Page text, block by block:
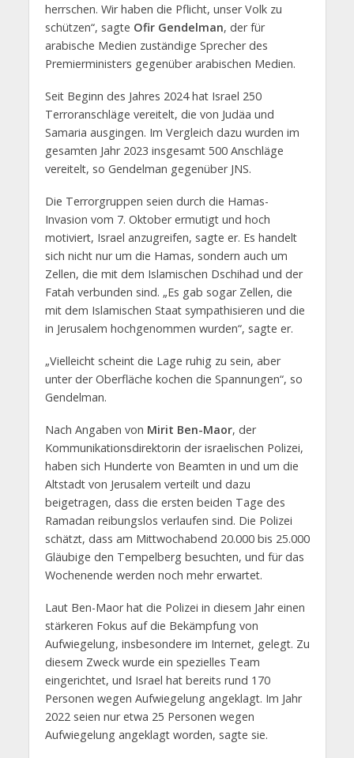
herrschen. Wir haben die Pflicht, unser Volk zu
schützen“, sagte Ofir Gendelman, der für
arabische Medien zuständige Sprecher des
Premierministers gegenüber arabischen Medien.
Seit Beginn des Jahres 2024 hat Israel 250
Terroranschläge vereitelt, die von Judäa und
Samaria ausgingen. Im Vergleich dazu wurden im
gesamten Jahr 2023 insgesamt 500 Anschläge
vereitelt, so Gendelman gegenüber JNS.
Die Terrorgruppen seien durch die Hamas-
Invasion vom 7. Oktober ermutigt und hoch
motiviert, Israel anzugreifen, sagte er. Es handelt
sich nicht nur um die Hamas, sondern auch um
Zellen, die mit dem Islamischen Dschihad und der
Fatah verbunden sind. „Es gab sogar Zellen, die
mit dem Islamischen Staat sympathisieren und die
in Jerusalem hochgenommen wurden“, sagte er.
„Vielleicht scheint die Lage ruhig zu sein, aber
unter der Oberfläche kochen die Spannungen“, so
Gendelman.
Nach Angaben von Mirit Ben-Maor, der
Kommunikationsdirektorin der israelischen Polizei,
haben sich Hunderte von Beamten in und um die
Altstadt von Jerusalem verteilt und dazu
beigetragen, dass die ersten beiden Tage des
Ramadan reibungslos verlaufen sind. Die Polizei
schätzt, dass am Mittwochabend 20.000 bis 25.000
Gläubige den Tempelberg besuchten, und für das
Wochenende werden noch mehr erwartet.
Laut Ben-Maor hat die Polizei in diesem Jahr einen
stärkeren Fokus auf die Bekämpfung von
Aufwiegelung, insbesondere im Internet, gelegt. Zu
diesem Zweck wurde ein spezielles Team
eingerichtet, und Israel hat bereits rund 170
Personen wegen Aufwiegelung angeklagt. Im Jahr
2022 seien nur etwa 25 Personen wegen
Aufwiegelung angeklagt worden, sagte sie.